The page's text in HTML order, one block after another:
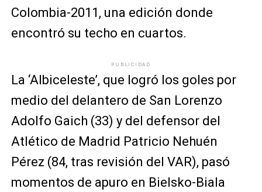
Colombia-2011, una edición donde
encontró su techo en cuartos.
PUBLICIDAD
La ‘Albiceleste’, que logró los goles por
medio del delantero de San Lorenzo
Adolfo Gaich (33) y del defensor del
Atlético de Madrid Patricio Nehuén
Pérez (84, tras revisión del VAR), pasó
momentos de apuro en Bielsko-Biala